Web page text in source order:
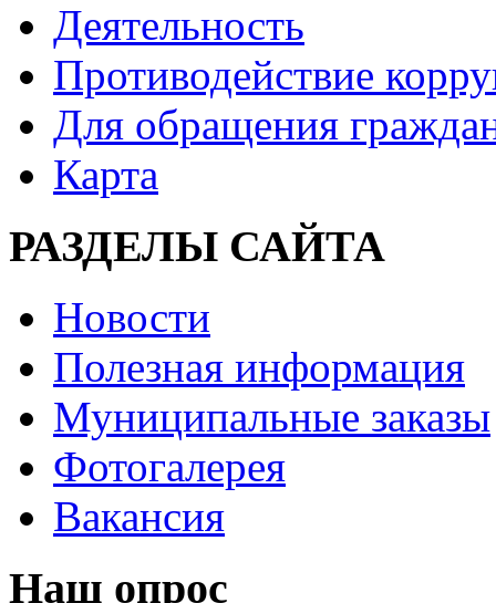
Деятельность
Противодействие
Для обращения
Карта
РАЗДЕЛЫ САЙТА
Новости
Полезная информация
Муниципальные заказы
Фотогалерея
Вакансия
Наш опрос